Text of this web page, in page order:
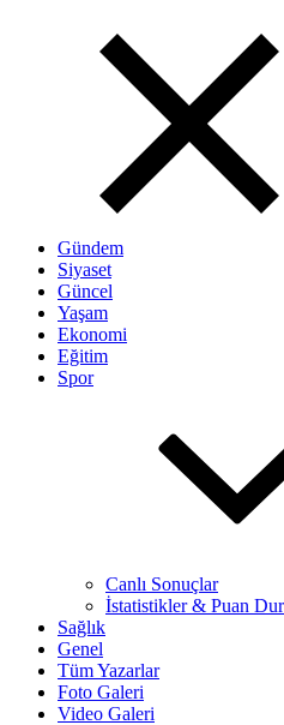
Gündem
Siyaset
Güncel
Yaşam
Ekonomi
Eğitim
Spor
Canlı Sonuçlar
İstatistikler & Puan
Sağlık
Genel
Tüm Yazarlar
Foto Galeri
Video Galeri